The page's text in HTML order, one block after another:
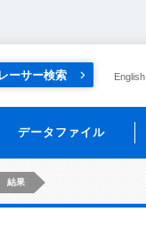
レーサー検索 English
データファイル
結果